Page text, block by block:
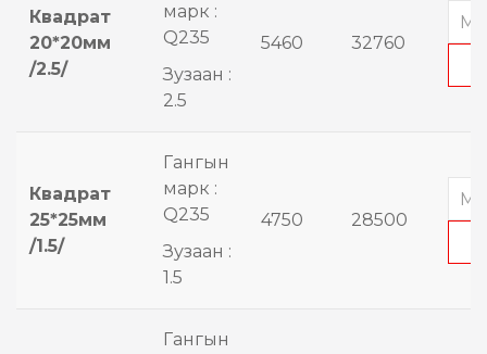
Квадрат
20*20мм
/2.5/
марк :
Q235
Зузаан :
2.5
5460 32760
Квадрат
25*25мм
/1.5/
Гангын
марк :
Q235
Зузаан :
1.5
4750 28500
Гангын